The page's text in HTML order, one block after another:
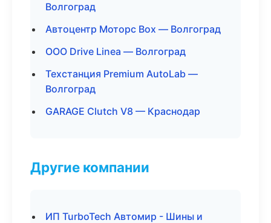
Волгоград
Автоцентр Моторс Box — Волгоград
ООО Drive Linea — Волгоград
Техстанция Premium AutoLab —
Волгоград
GARAGE Clutch V8 — Краснодар
Другие компании
ИП TurboTech Автомир - Шины и